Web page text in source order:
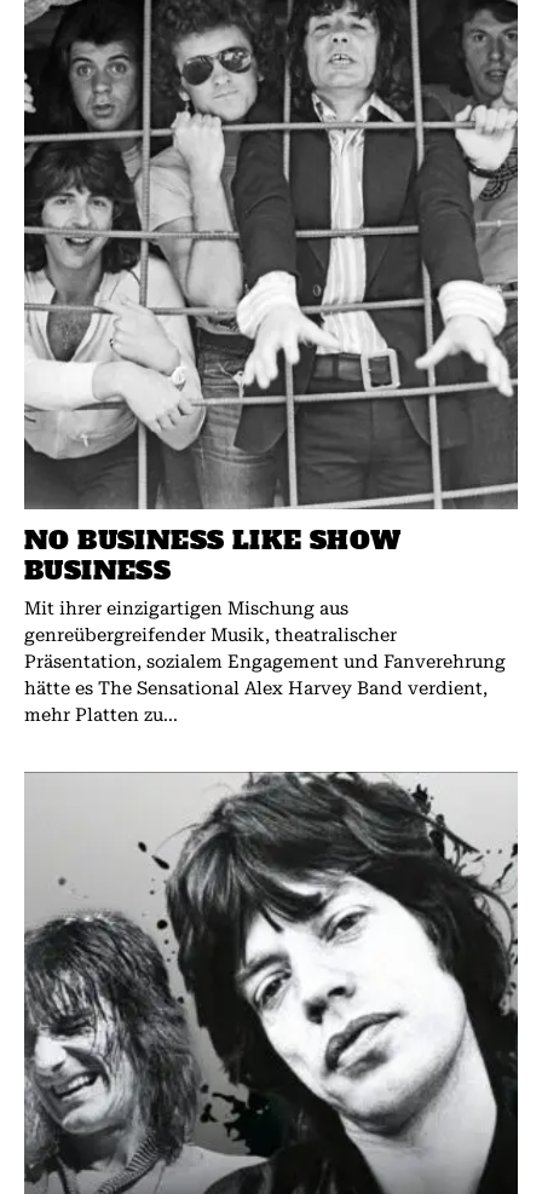
NO BUSINESS LIKE SHOW
BUSINESS
Mit ihrer einzigartigen Mischung aus
genreübergreifender Musik, theatralischer
Präsentation, sozialem Engagement und Fanverehrung
hätte es The Sensational Alex Harvey Band verdient,
mehr Platten zu...